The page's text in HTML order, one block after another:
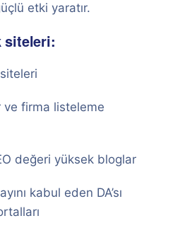
etki yaratır.
siteleri:
ve firma listeleme
değeri yüksek bloglar
kabul eden DA’sı